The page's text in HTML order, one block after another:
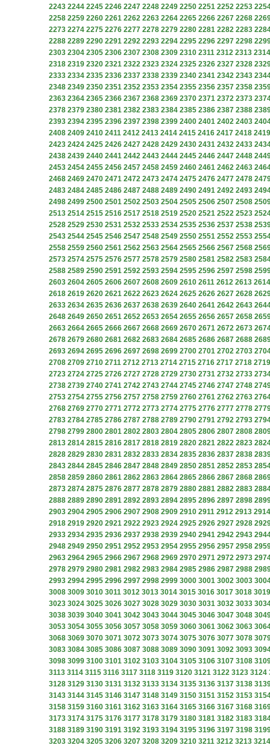
2243 2244 2245 2246 2247 2248 2249 2250 2251 2252 2253
2258 2259 2260 2261 2262 2263 2264 2265 2266 2267 2268
2273 2274 2275 2276 2277 2278 2279 2280 2281 2282 2283
2288 2289 2290 2291 2292 2293 2294 2295 2296 2297 2298
2303 2304 2305 2306 2307 2308 2309 2310 2311 2312 2313 2314
2318 2319 2320 2321 2322 2323 2324 2325 2326 2327 2328
2333 2334 2335 2336 2337 2338 2339 2340 2341 2342 2343
2348 2349 2350 2351 2352 2353 2354 2355 2356 2357 2358
2363 2364 2365 2366 2367 2368 2369 2370 2371 2372 2373
2378 2379 2380 2381 2382 2383 2384 2385 2386 2387 2388
2393 2394 2395 2396 2397 2398 2399 2400 2401 2402 2403
2408 2409 2410 2411 2412 2413 2414 2415 2416 2417 2418 2419
2423 2424 2425 2426 2427 2428 2429 2430 2431 2432 2433
2438 2439 2440 2441 2442 2443 2444 2445 2446 2447 2448
2453 2454 2455 2456 2457 2458 2459 2460 2461 2462 2463
2468 2469 2470 2471 2472 2473 2474 2475 2476 2477 2478
2483 2484 2485 2486 2487 2488 2489 2490 2491 2492 2493
2498 2499 2500 2501 2502 2503 2504 2505 2506 2507 2508
2513 2514 2515 2516 2517 2518 2519 2520 2521 2522 2523
2528 2529 2530 2531 2532 2533 2534 2535 2536 2537 2538
2543 2544 2545 2546 2547 2548 2549 2550 2551 2552 2553
2558 2559 2560 2561 2562 2563 2564 2565 2566 2567 2568
2573 2574 2575 2576 2577 2578 2579 2580 2581 2582 2583
2588 2589 2590 2591 2592 2593 2594 2595 2596 2597 2598
2603 2604 2605 2606 2607 2608 2609 2610 2611 2612 2613 2614
2618 2619 2620 2621 2622 2623 2624 2625 2626 2627 2628
2633 2634 2635 2636 2637 2638 2639 2640 2641 2642 2643
2648 2649 2650 2651 2652 2653 2654 2655 2656 2657 2658
2663 2664 2665 2666 2667 2668 2669 2670 2671 2672 2673
2678 2679 2680 2681 2682 2683 2684 2685 2686 2687 2688
2693 2694 2695 2696 2697 2698 2699 2700 2701 2702 2703
2708 2709 2710 2711 2712 2713 2714 2715 2716 2717 2718 2719
2723 2724 2725 2726 2727 2728 2729 2730 2731 2732 2733
2738 2739 2740 2741 2742 2743 2744 2745 2746 2747 2748
2753 2754 2755 2756 2757 2758 2759 2760 2761 2762 2763
2768 2769 2770 2771 2772 2773 2774 2775 2776 2777 2778
2783 2784 2785 2786 2787 2788 2789 2790 2791 2792 2793
2798 2799 2800 2801 2802 2803 2804 2805 2806 2807 2808
2813 2814 2815 2816 2817 2818 2819 2820 2821 2822 2823
2828 2829 2830 2831 2832 2833 2834 2835 2836 2837 2838
2843 2844 2845 2846 2847 2848 2849 2850 2851 2852 2853
2858 2859 2860 2861 2862 2863 2864 2865 2866 2867 2868
2873 2874 2875 2876 2877 2878 2879 2880 2881 2882 2883
2888 2889 2890 2891 2892 2893 2894 2895 2896 2897 2898
2903 2904 2905 2906 2907 2908 2909 2910 2911 2912 2913 2914
2918 2919 2920 2921 2922 2923 2924 2925 2926 2927 2928
2933 2934 2935 2936 2937 2938 2939 2940 2941 2942 2943
2948 2949 2950 2951 2952 2953 2954 2955 2956 2957 2958
2963 2964 2965 2966 2967 2968 2969 2970 2971 2972 2973
2978 2979 2980 2981 2982 2983 2984 2985 2986 2987 2988
2993 2994 2995 2996 2997 2998 2999 3000 3001 3002 3003
3008 3009 3010 3011 3012 3013 3014 3015 3016 3017 3018 3019
3023 3024 3025 3026 3027 3028 3029 3030 3031 3032 3033
3038 3039 3040 3041 3042 3043 3044 3045 3046 3047 3048
3053 3054 3055 3056 3057 3058 3059 3060 3061 3062 3063
3068 3069 3070 3071 3072 3073 3074 3075 3076 3077 3078
3083 3084 3085 3086 3087 3088 3089 3090 3091 3092 3093
3098 3099 3100 3101 3102 3103 3104 3105 3106 3107 3108
3113 3114 3115 3116 3117 3118 3119 3120 3121 3122 3123 3124
3128 3129 3130 3131 3132 3133 3134 3135 3136 3137 3138
3143 3144 3145 3146 3147 3148 3149 3150 3151 3152 3153
3158 3159 3160 3161 3162 3163 3164 3165 3166 3167 3168
3173 3174 3175 3176 3177 3178 3179 3180 3181 3182 3183
3188 3189 3190 3191 3192 3193 3194 3195 3196 3197 3198
3203 3204 3205 3206 3207 3208 3209 3210 3211 3212 3213 3214